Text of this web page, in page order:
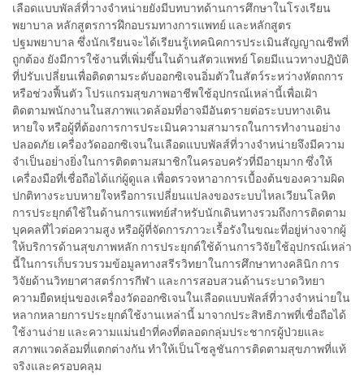
เลือดแบบพัลส์ที่วางจำหน่ายยังมีบทบาทด้านการศึกษาในโรงเรียน
พยาบาล หลักสูตรการฝึกอบรมทางการแพทย์ และหลักสูตร
ปฐมพยาบาล ซึ่งนักเรียนจะได้เรียนรู้เทคนิคการประเมินสัญญาณชีพที่
ถูกต้อง ยังมีการใช้งานที่เพิ่มขึ้นในด้านสัตวแพทย์ โดยมีแนวทางปฏิบัติ
ที่ปรับเปลี่ยนเพื่อติดตามระดับออกซิเจนอิ่มตัวในสัตว์ระหว่างหัตถการ
หรือช่วงฟื้นตัว โปรแกรมสุขภาพอาชีพใช้อุปกรณ์เหล่านี้เพื่อเฝ้า
ติดตามพนักงานในสภาพแวดล้อมที่อาจมีอันตรายต่อระบบทางเดิน
หายใจ หรือผู้ที่ต้องการการประเมินความสามารถในการทำงานอย่าง
ปลอดภัย เครื่องวัดออกซิเจนในเลือดแบบพัลส์ที่วางจำหน่ายจึงมีความ
จำเป็นอย่างยิ่งในการติดตามสมาชิกในครอบครัวที่มีอายุมาก ซึ่งให้
เครื่องมือที่เชื่อถือได้แก่ผู้ดูแล เพื่อตรวจหาอาการเบื้องต้นของความผิด
ปกติทางระบบหายใจหรือการเปลี่ยนแปลงของระบบไหลเวียนโลหิต
การประยุกต์ใช้ในด้านการแพทย์สำหรับนักเดินทางรวมถึงการติดตาม
บุคคลที่ไวต่อความสูง หรือผู้ที่จัดการภาวะเรื้อรังในขณะที่อยู่ห่างจากผู้
ให้บริการด้านสุขภาพหลัก การประยุกต์ใช้ด้านการวิจัยใช้อุปกรณ์เหล่า
นี้ในการเก็บรวบรวมข้อมูลทางสรีรวิทยาในการศึกษาทางคลินิก การ
วิจัยด้านวิทยาศาสตร์การกีฬา และการสอบสวนด้านระบาดวิทยา
ความยืดหยุ่นของเครื่องวัดออกซิเจนในเลือดแบบพัลส์ที่วางจำหน่ายใน
หลากหลายการประยุกต์ใช้งานเหล่านี้ มาจากประสิทธิภาพที่เชื่อถือได้
ใช้งานง่าย และความแม่นยำที่คงที่ตลอดกลุ่มประชากรผู้ป่วยและ
สภาพแวดล้อมที่แตกต่างกัน ทำให้เป็นโซลูชันการติดตามสุขภาพที่แท้
จริงและครอบคลุม